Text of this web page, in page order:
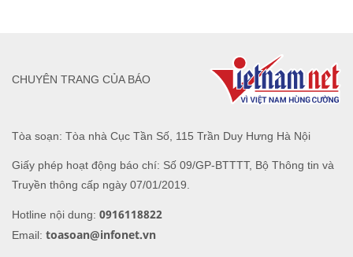
Tòa soạn: Tòa nhà Cục Tần Số, 115 Trần Duy Hưng Hà Nội
Giấy phép hoạt động báo chí: Số 09/GP-BTTTT, Bộ Thông tin và
Truyền thông cấp ngày 07/01/2019.
Hotline nội dung: 0916118822
Email: toasoan@infonet.vn
CHUYÊN TRANG CỦA BÁO